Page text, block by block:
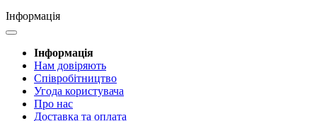
Інформація
Інформація
Нам довіряють
Співробітництво
Угода користувача
Про нас
Доставка та оплата